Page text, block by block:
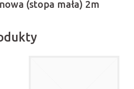
(stopa mała) 2m